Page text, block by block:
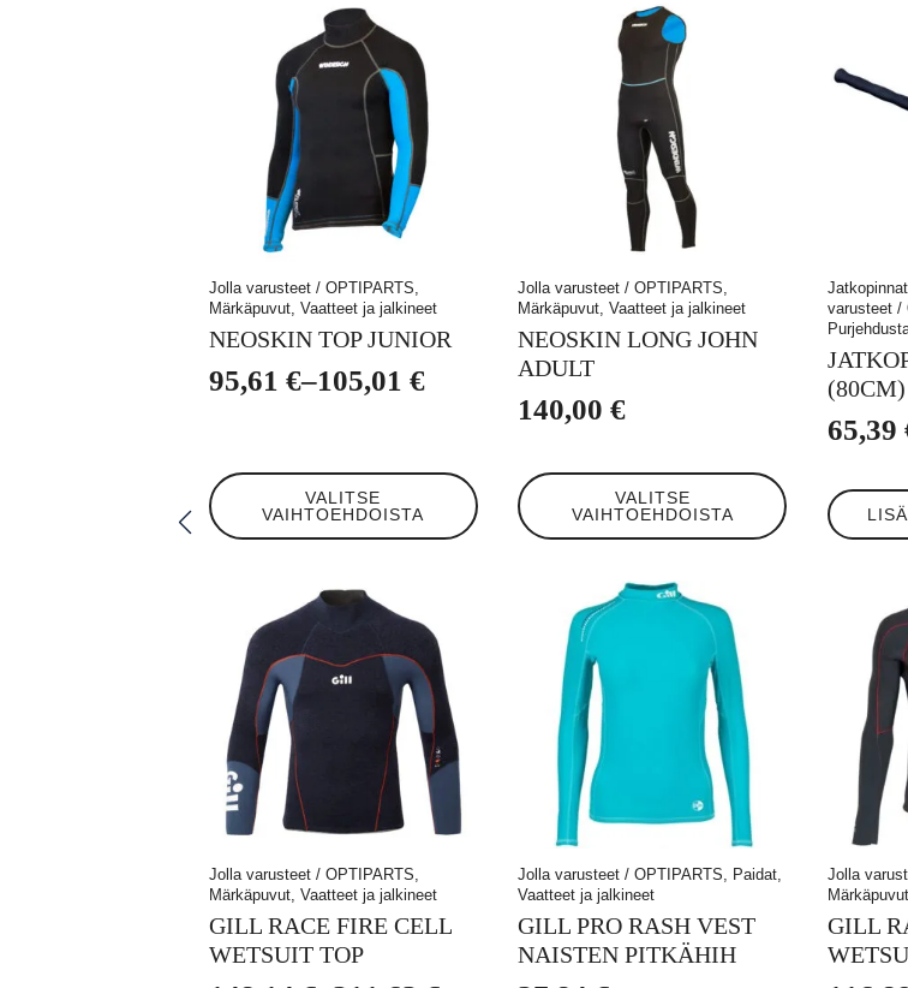
Jolla varusteet / OPTIPARTS,
Märkäpuvut, Vaatteet ja jalkineet
NEOSKIN TOP JUNIOR
95,61 €–105,01 €
Hintaluokka:
105,01 €VALITSE
VAIHTOEHDOISTA
Tällä
tuotteella
on
valinnat
tuotteen
sivulla.
Jolla varusteet / OPTIPARTS,
Märkäpuvut, Vaatteet ja jalkineet
NEOSKIN LONG JOHN
ADULT
140,00€
VALITSE
VAIHTOEHDOISTA
Tällä
tuotteella
on
valinnat
tuotteen
sivulla.
varusteet /
65,39
Jolla varusteet / OPTIPARTS,
Märkäpuvut, Vaatteet ja jalkineet
GILL RACE FIRE CELL
WETSUIT TOP
Jolla varusteet / OPTIPARTS, Paidat,
Vaatteet ja jalkineet
GILL PRO RASH VEST
NAISTEN PITKÄHIH
Jolla
GILL